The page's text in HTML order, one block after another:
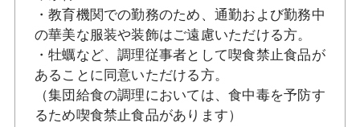
・教育機関での勤務のため、通勤および勤務中
の華美な服装や装飾はご遠慮いただける方。
・牡蠣など、調理従事者として喫食禁止食品が
あることに同意いただける方。
（集団給食の調理においては、食中毒を予防す
るため喫食禁止食品があります）